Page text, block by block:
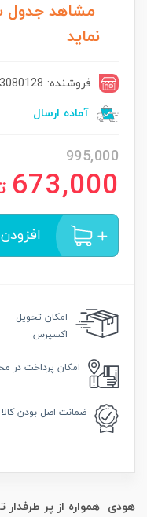
مشاهد جدول
نماید
فروشنده: 13080128
آماده ارسال
995,000
673,000
امکان تحویل
اکسپرس
امکان پرداخت در
ضمانت اصل بودن کالا
هودی همواره از پر